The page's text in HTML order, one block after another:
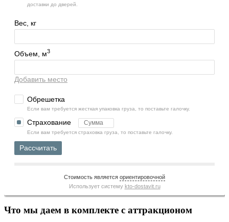
доставки до дверей.
Вес, кг
Объем, м3
Добавить место
Обрешетка
Если вам требуется жесткая упаковка груза, то поставьте галочку.
Страхование
Если вам требуется страховка груза, то поставьте галочку.
Рассчитать
Стоимость является ориентировочной
Использует систему kto-dostavit.ru
Что мы даем в комплекте с аттракционом